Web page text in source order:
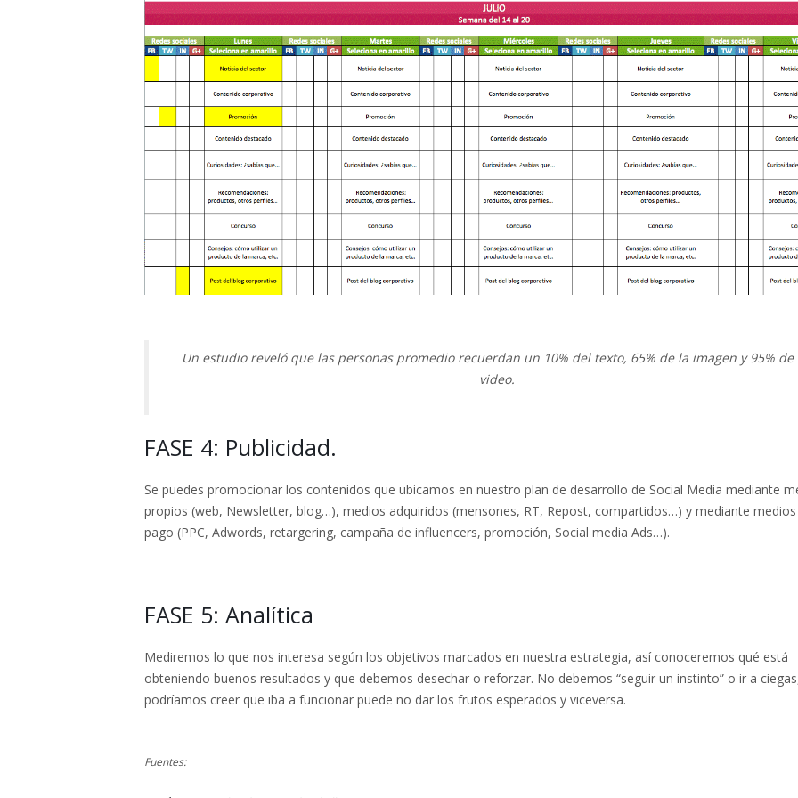
Un estudio reveló que las personas promedio recuerdan un 10% del texto, 65% de la imagen y 95% de
video.
FASE 4: Publicidad.
Se puedes promocionar los contenidos que ubicamos en nuestro plan de desarrollo de Social Media mediante
propios (web, Newsletter, blog…), medios adquiridos (mensones, RT, Repost, compartidos…) y mediante
pago (PPC, Adwords, retargering, campaña de influencers, promoción, Social media Ads…).
FASE 5: Analítica
Mediremos lo que nos interesa según los objetivos marcados en nuestra estrategia, así conoceremos qué está
obteniendo buenos resultados y que debemos desechar o reforzar. No debemos “seguir un instinto” o ir a
podríamos creer que iba a funcionar puede no dar los frutos esperados y viceversa.
Fuentes: